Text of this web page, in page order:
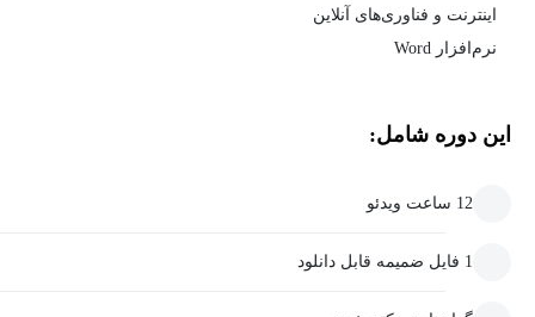
اینترنت و فناوری‌های آنلاین
نرم‌افزار Word
این دوره شامل:
12 ساعت ویدئو
1 فایل ضمیمه قابل دانلود